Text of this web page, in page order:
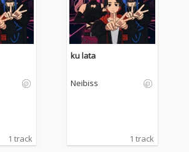
1 track
ku lata
Neibiss
1 track